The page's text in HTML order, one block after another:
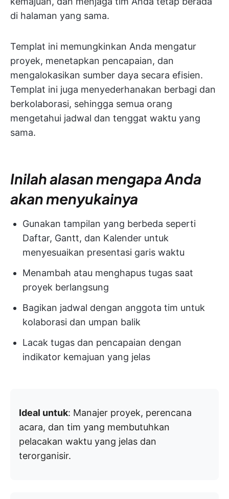
di halaman yang sama.
Templat ini memungkinkan Anda mengatur
proyek, menetapkan pencapaian, dan
mengalokasikan sumber daya secara efisien.
Templat ini juga menyederhanakan berbagi dan
berkolaborasi, sehingga semua orang
mengetahui jadwal dan tenggat waktu yang
sama.
Inilah alasan mengapa Anda
akan menyukainya
Gunakan tampilan yang berbeda seperti
Daftar, Gantt, dan Kalender untuk
menyesuaikan presentasi garis waktu
Menambah atau menghapus tugas saat
proyek berlangsung
Bagikan jadwal dengan anggota tim untuk
kolaborasi dan umpan balik
Lacak tugas dan pencapaian dengan
indikator kemajuan yang jelas
Ideal untuk: Manajer proyek, perencana
acara, dan tim yang membutuhkan
pelacakan waktu yang jelas dan
terorganisir.